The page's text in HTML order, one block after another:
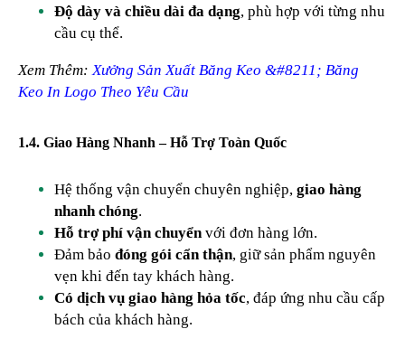
Độ dày và chiều dài đa dạng, phù hợp với từng nhu
cầu cụ thể.
Xem Thêm:Xưởng Sản Xuất Băng Keo &#8211; Băng
Keo In Logo Theo Yêu Cầu
1.4. Giao Hàng Nhanh – Hỗ Trợ Toàn Quốc
Hệ thống vận chuyển chuyên nghiệp, giao hàng
nhanh chóng.
Hỗ trợ phí vận chuyểnvới đơn hàng lớn.
Đảm bảo đóng gói cẩn thận, giữ sản phẩm nguyên
vẹn khi đến tay khách hàng.
Có dịch vụ giao hàng hỏa tốc, đáp ứng nhu cầu cấp
bách của khách hàng.